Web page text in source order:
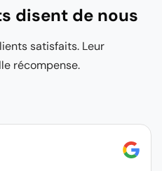
disent de nous
satisfaits. Leur
récompense.